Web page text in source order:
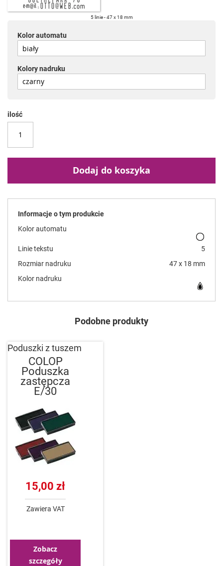
5 linie 47 x 18 mm
Kolor automatu
Kolory nadruku
ilość
Dodaj do koszyka
Informacje o tym produkcie
Kolor automatu
Linie tekstu
5
Rozmiar nadruku
47 x 18 mm
Kolor nadruku
Podobne produkty
Poduszki z tuszem
COLOP
Poduszka
zastępcza
E/30
15,00 zł
Zawiera VAT
Zobacz
szczegóły